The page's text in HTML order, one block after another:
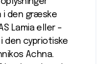
i den græske
Lamia eller –
den cypriotiske
Achna.